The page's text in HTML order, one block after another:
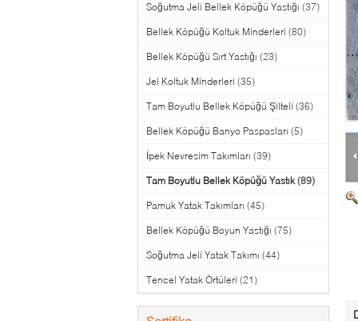
Soğutma Jeli Bellek Köpüğü Yastığı (37)
Bellek Köpüğü Koltuk Minderleri (80)
Bellek Köpüğü Sırt Yastığı (23)
Jel Koltuk Minderleri (35)
Tam Boyutlu Bellek Köpüğü Şilteli (36)
Bellek Köpüğü Banyo Paspasları (5)
İpek Nevresim Takımları (39)
Tam Boyutlu Bellek Köpüğü Yastık (89)
Pamuk Yatak Takımları (45)
Bellek Köpüğü Boyun Yastığı (75)
Soğutma Jeli Yatak Takımı (44)
Tencel Yatak Örtüleri (21)